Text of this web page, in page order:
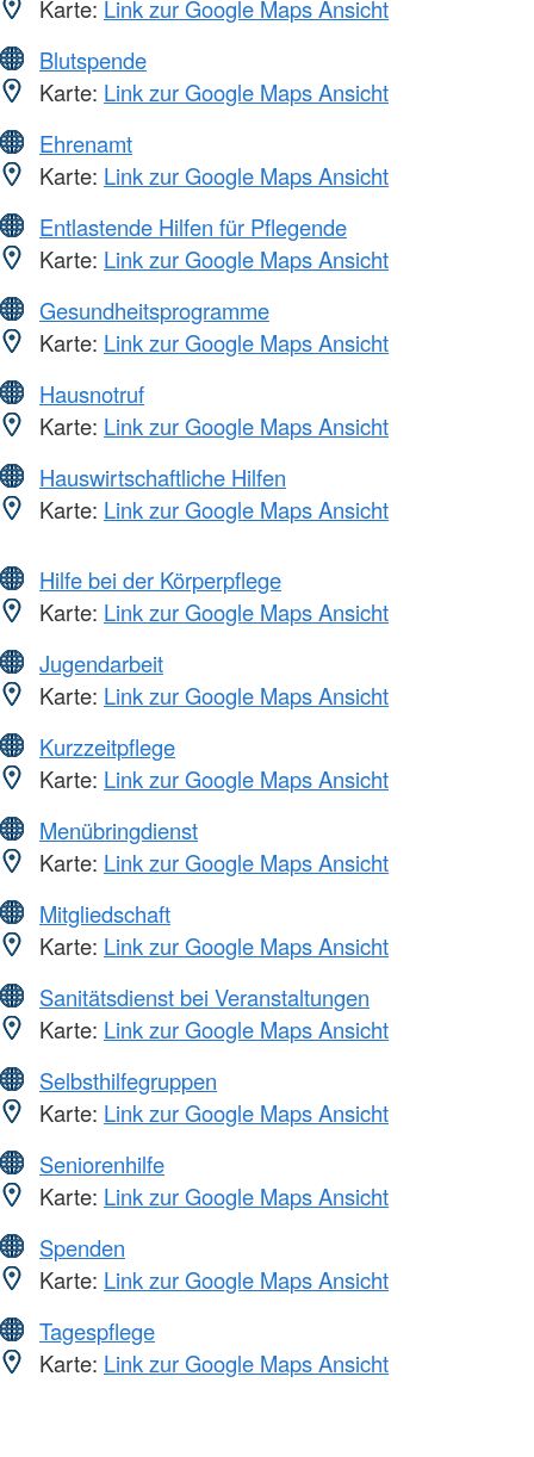
Karte: Link zur Google Maps Ansicht
Blutspende
Karte: Link zur Google Maps Ansicht
Ehrenamt
Karte: Link zur Google Maps Ansicht
Entlastende Hilfen für Pflegende
Karte: Link zur Google Maps Ansicht
Gesundheitsprogramme
Karte: Link zur Google Maps Ansicht
Hausnotruf
Karte: Link zur Google Maps Ansicht
Hauswirtschaftliche Hilfen
Karte: Link zur Google Maps Ansicht
Hilfe bei der Körperpflege
Karte: Link zur Google Maps Ansicht
Jugendarbeit
Karte: Link zur Google Maps Ansicht
Kurzzeitpflege
Karte: Link zur Google Maps Ansicht
Menübringdienst
Karte: Link zur Google Maps Ansicht
Mitgliedschaft
Karte: Link zur Google Maps Ansicht
Sanitätsdienst bei Veranstaltungen
Karte: Link zur Google Maps Ansicht
Selbsthilfegruppen
Karte: Link zur Google Maps Ansicht
Seniorenhilfe
Karte: Link zur Google Maps Ansicht
Spenden
Karte: Link zur Google Maps Ansicht
Tagespflege
Karte: Link zur Google Maps Ansicht